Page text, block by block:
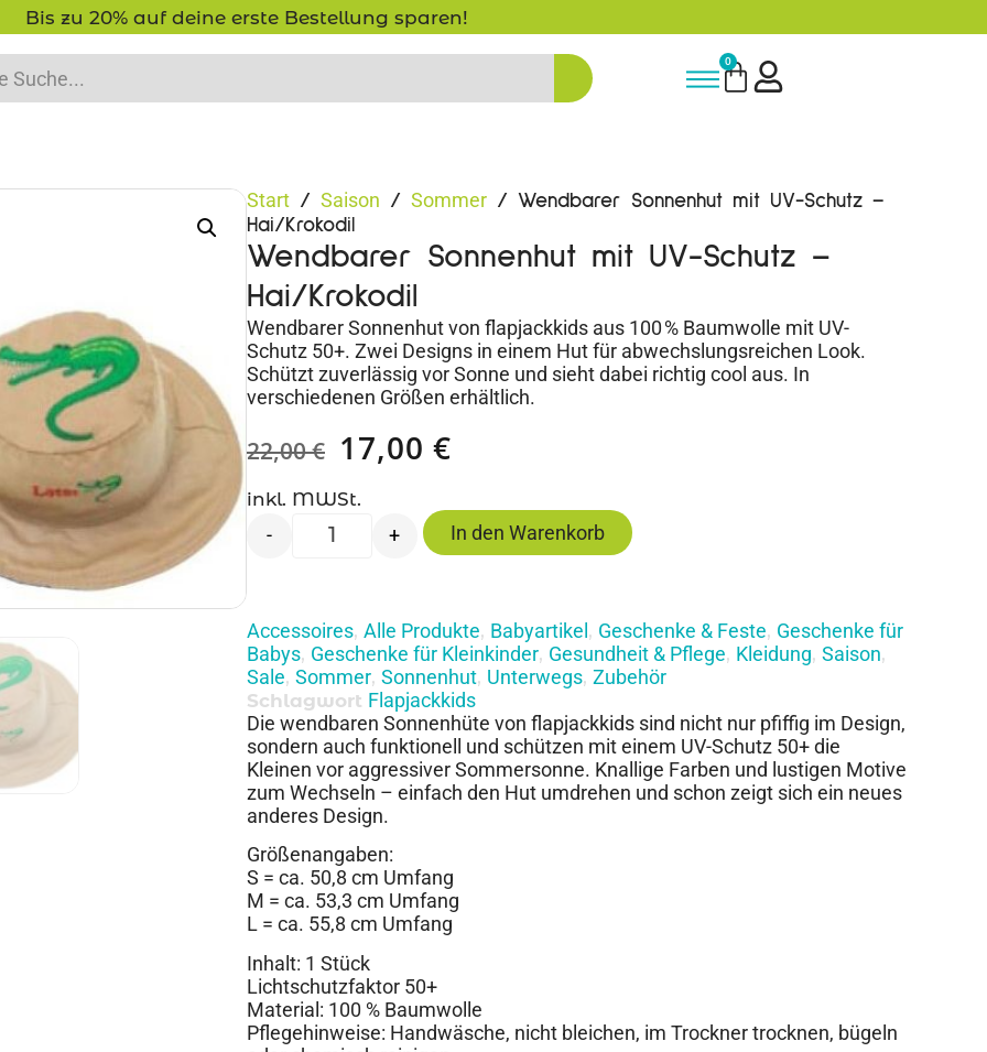
Bis zu 20% auf deine erste Bestellung sparen!
0
Start / Saison / Sommer / Wendbarer Sonnenhut mit UV-Schutz –
Hai/Krokodil
Wendbarer Sonnenhut mit UV-Schutz –
Hai/Krokodil
Wendbarer Sonnenhut von flapjackkids aus 100 % Baumwolle mit UV-
Schutz 50+. Zwei Designs in einem Hut für abwechslungsreichen Look.
Schützt zuverlässig vor Sonne und sieht dabei richtig cool aus. In
verschiedenen Größen erhältlich.
22,00€ 17,00 €
inkl. MWSt.
- + In den Warenkorb
Accessoires, Alle Produkte, Babyartikel, Geschenke & Feste, Geschenke für
Babys, Geschenke für Kleinkinder, Gesundheit & Pflege, Kleidung, Saison,
Sale, Sommer, Sonnenhut, Unterwegs, Zubehör
Schlagwort Flapjackkids
Die wendbaren Sonnenhüte von flapjackkids sind nicht nur pfiffig im Design,
sondern auch funktionell und schützen mit einem UV-Schutz 50+ die
Kleinen vor aggressiver Sommersonne. Knallige Farben und lustigen Motive
zum Wechseln – einfach den Hut umdrehen und schon zeigt sich ein neues
anderes Design.
Größenangaben:
S = ca. 50,8 cm Umfang
M = ca. 53,3 cm Umfang
L = ca. 55,8 cm Umfang
Inhalt: 1 Stück
Lichtschutzfaktor 50+
Material: 100 % Baumwolle
Pflegehinweise: Handwäsche, nicht bleichen, im Trockner trocknen, bügeln